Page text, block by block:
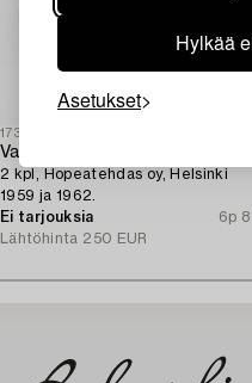
Hylkää
Asetukset
1730905
Vateja,
2 kpl, Hopeatehdas oy, Helsinki
1959 ja 1962.
Ei tarjouksia
6p 8
Lähtöhinta 250 EUR